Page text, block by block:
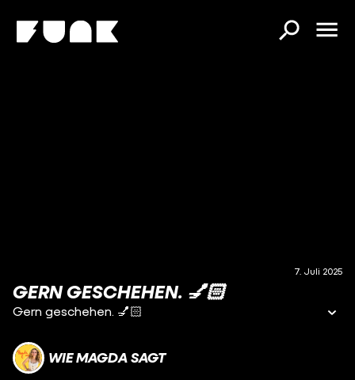
7. Juli 2025
GERN GESCHEHEN. 💅🏻
Gern geschehen. 💅🏻
WIE MAGDA SAGT